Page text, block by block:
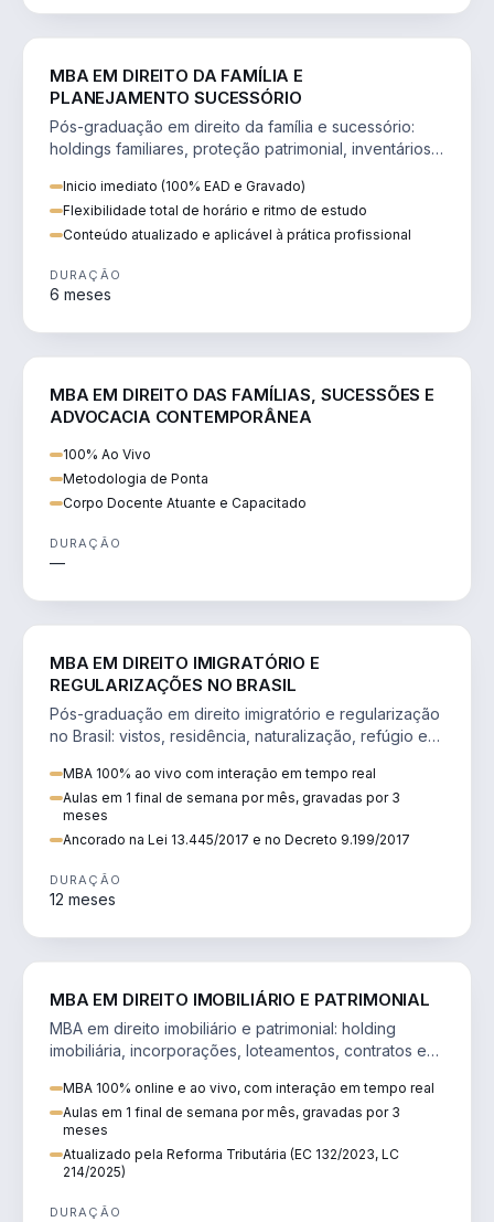
MBA EM DIREITO DA FAMÍLIA E
PLANEJAMENTO SUCESSÓRIO
Pós-graduação em direito da família e sucessório:
holdings familiares, proteção patrimonial, inventários
Inicio imediato (100% EAD e Gravado)
Flexibilidade total de horário e ritmo de estudo
Conteúdo atualizado e aplicável à prática profissional
DURAÇÃO
6 meses
MBA EM DIREITO DAS FAMÍLIAS, SUCESSÕES E
ADVOCACIA CONTEMPORÂNEA
100% Ao Vivo
Metodologia de Ponta
Corpo Docente Atuante e Capacitado
DURAÇÃO
—
MBA EM DIREITO IMIGRATÓRIO E
REGULARIZAÇÕES NO BRASIL
Pós-graduação em direito imigratório e regularização
no Brasil: vistos, residência, naturalização, refúgio e
MBA 100% ao vivo com interação em tempo real
Aulas em 1 final de semana por mês, gravadas por 3
meses
Ancorado na Lei 13.445/2017 e no Decreto 9.199/2017
DURAÇÃO
12 meses
MBA EM DIREITO IMOBILIÁRIO E PATRIMONIAL
MBA em direito imobiliário e patrimonial: holding
imobiliária, incorporações, loteamentos, contratos e
MBA 100% online e ao vivo, com interação em tempo real
Aulas em 1 final de semana por mês, gravadas por 3
meses
Atualizado pela Reforma Tributária (EC 132/2023, LC
214/2025)
DURAÇÃO